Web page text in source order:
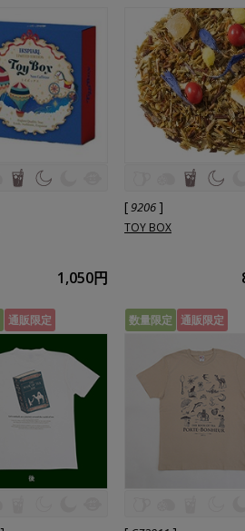
1,050円
[9206 ]
TOY BOX
通販限定 数量限定 通販限定